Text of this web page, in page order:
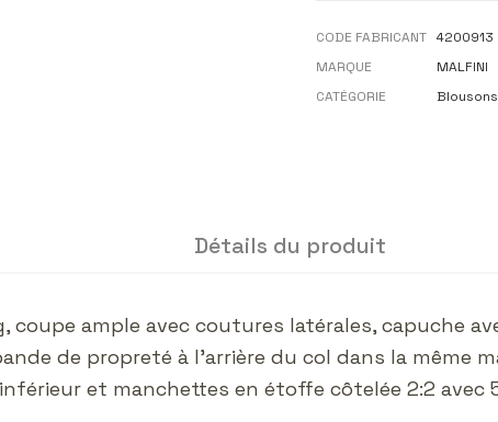
CODE FABRICANT 4200913
MARQUE
MALFINI
CATÉGORIE
Détails du produit
ample avec coutures latérales, capuche
de propreté à l'arrière du col dans la même
et manchettes en étoffe côtelée 2:2 avec